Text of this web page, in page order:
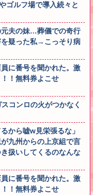
ゴルフ場で導入続々と
元夫の妹…葬儀での奇行
を疑った私→こっそり病
に番号を聞かれた。激
！無料券よこせ
コンロの火がつかなく
から嘘w見栄張るな」
九州からの上京組で言
扱いしてくるのなんな
に番号を聞かれた。激
！無料券よこせ